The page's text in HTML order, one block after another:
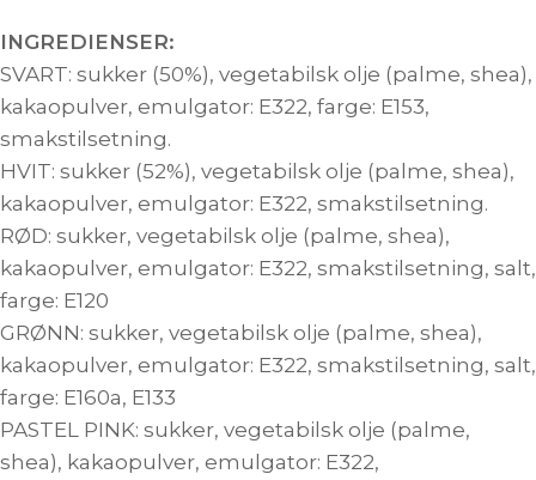
INGREDIENSER:
SVART: sukker (50%), vegetabilsk olje (palme, shea),
kakaopulver, emulgator: E322, farge: E153,
smakstilsetning.
HVIT: sukker (52%), vegetabilsk olje (palme, shea),
kakaopulver, emulgator: E322, smakstilsetning.
RØD: sukker, vegetabilsk olje (palme, shea),
kakaopulver, emulgator: E322, smakstilsetning, salt,
farge: E120
GRØNN: sukker, vegetabilsk olje (palme, shea),
kakaopulver, emulgator: E322, smakstilsetning, salt,
farge: E160a, E133
PASTEL PINK: sukker, vegetabilsk olje (palme,
shea), kakaopulver, emulgator: E322,